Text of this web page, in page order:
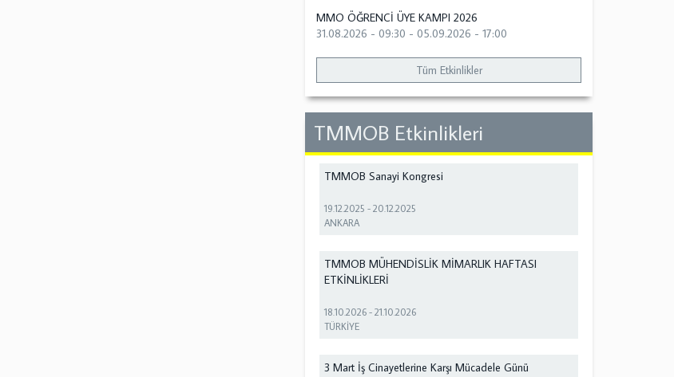
MMO ÖĞRENCİ ÜYE KAMPI 2026
31.08.2026 - 09:30 -05.09.2026 - 17:00
Tüm Etkinlikler
TMMOB Etkinlikleri
TMMOB Sanayi Kongresi
19.12.2025 -20.12.2025
ANKARA
TMMOB MÜHENDİSLİK MİMARLIK HAFTASI
ETKİNLİKLERİ
18.10.2026 -21.10.2026
TÜRKİYE
3 Mart İş Cinayetlerine Karşı Mücadele Günü